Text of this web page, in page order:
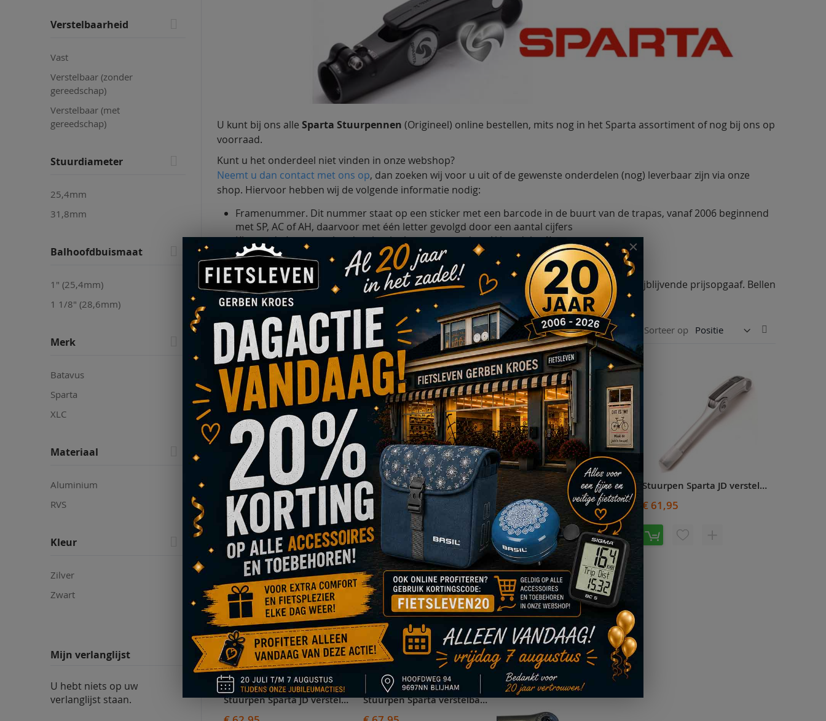
Verstelbaarheid
Vast
Verstelbaar (zonder
gereedschap)
Verstelbaar (met
gereedschap)
Stuurdiameter
25,4mm
31,8mm
Balhoofdbuismaat
1" (25,4mm)
1 1/8" (28,6mm)
Merk
Batavus
Sparta
XLC
Materiaal
Aluminium
RVS
Kleur
Zilver
Zwart
U kunt bij ons alle Sparta Stuurpennen (Origineel) online bestellen, mits nog in het Sparta assortiment of nog bij ons op
voorraad.
Kunt u het onderdeel niet vinden in onze webshop?
Neemt u dan contact met ons op, dan zoeken wij voor u uit of de gewenste onderdelen (nog) leverbaar zijn via onze
shop. Hiervoor hebben wij de volgende informatie nodig:
Framenummer. Dit nummer staat op een sticker met een barcode in de buurt van de trapas, vanaf 2006 beginnend
met SP, AC of AH, daarvoor met één letter gevolgd door een aantal cijfers
Kleurcode (voor spatborden, kettingkasten, en andere `kleurdelen´)
Modelnaam (bijvoorbeeld Pick Up, F8e, M8b, Ion M-gear, Amphion etc etc)
Als u deze gegevens doorgeeft via hetContactmenu, dan krijgt u zo spoedig mogelijk een vrijblijvende prijsopgaaf. Bellen
mag uiteraard ook op:
0597 - 56 12 92
Tonen
Foto-
tabel
7 producten Sorteer op
Stuurpen Batavus / Sparta JD ST103AL 25,4x230mm 31,8 zwart - 54121170
€ 34,95
VOEG
TOE
AAN
VERLANGLIJST
TOEVOEGEN
OM
TE
VERGELIJKEN
€ 89,95
Niet op voorraad
VOEG
TOE
AAN
VERLANGLIJST
TOEVOEGEN
OM
TE
VERGELIJKEN
Stuurpen Sparta 22.2mm L=260mm zilver/zilver RVS/aluminium - 707251
€ 20,95
Niet op voorraad
VOEG
TOE
AAN
VERLANGLIJST
TOEVOEGEN
OM
TE
VERGELIJKEN
Stuurpen Sparta JD verstelbaar L=110mm 25.4mm Zilver - 707253
€ 61,95
VOEG
TOEVOEGEN
Stuurpen Sparta JD verstelbaar L=110mm 25.4mm ZWART - 720077 Stuurpen Sparta verstelbaar JD model A-HEAD Zwart - 707252
Mijn verlanglijst
U hebt niets op uw
verlanglijst staan.